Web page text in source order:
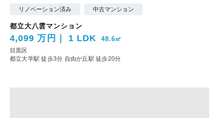
リノベーション済み 中古マンション
都立大八雲マンション
4,099 万円 1 LDK 48.6㎡
目黒区
都立大学駅 徒歩3分 自由が丘駅 徒歩20分